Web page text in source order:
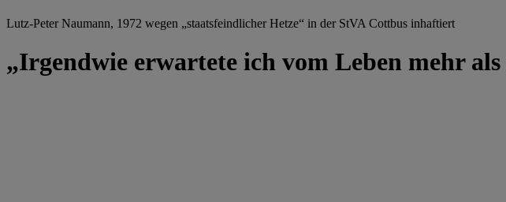
Lutz-Peter Naumann, 1972 wegen „staatsfeindlicher Hetze“ in der StVA Cottbus inhaftiert
„Irgendwie erwartete ich vom Leben mehr